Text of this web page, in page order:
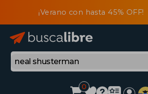
¡Verano con hasta 45% OFF!
0